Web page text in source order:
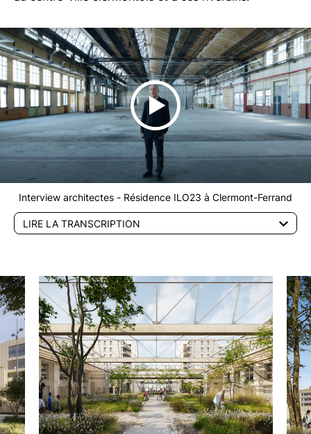
Interview architectes - Résidence ILO23 à Clermont-Ferrand
LIRE LA TRANSCRIPTION